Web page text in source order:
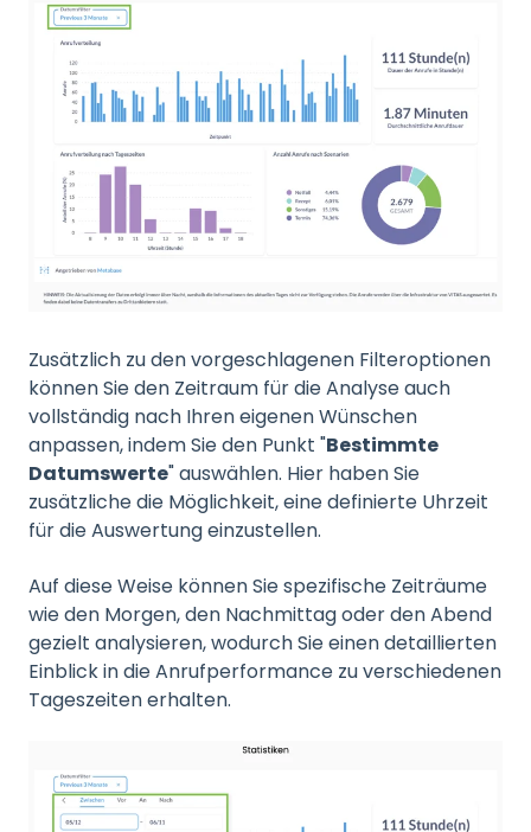
Zusätzlich zu den vorgeschlagenen Filteroptionen
können Sie den Zeitraum für die Analyse auch
vollständig nach Ihren eigenen Wünschen
anpassen, indem Sie den Punkt "Bestimmte
Datumswerte" auswählen. Hier haben Sie
zusätzliche die Möglichkeit, eine definierte Uhrzeit
für die Auswertung einzustellen.
Auf diese Weise können Sie spezifische Zeiträume
wie den Morgen, den Nachmittag oder den Abend
gezielt analysieren, wodurch Sie einen detaillierten
Einblick in die Anrufperformance zu verschiedenen
Tageszeiten erhalten.